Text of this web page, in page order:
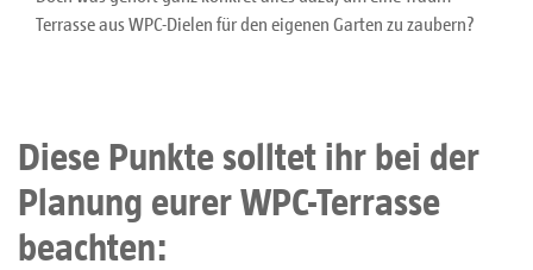
Terrasse aus WPC-Dielen für den eigenen Garten zu zaubern?
Diese Punkte solltet ihr bei der
Planung eurer WPC-Terrasse
beachten: